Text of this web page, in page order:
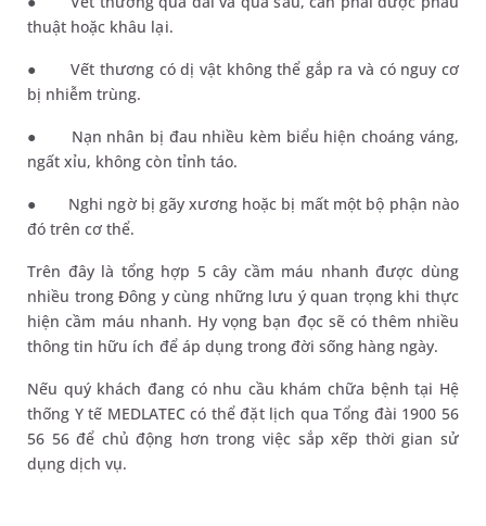
thuật hoặc khâu lại.
●
Vết thương có dị vật không thể gắp ra và có nguy cơ
bị nhiễm trùng.
●
Nạn nhân bị đau nhiều kèm biểu hiện choáng váng,
ngất xỉu, không còn tỉnh táo.
●
Nghi ngờ bị gãy xương hoặc bị mất một bộ phận nào
đó trên cơ thể.
Trên đây là tổng hợp 5 cây cầm máu nhanh được dùng
nhiều trong Đông y cùng những lưu ý quan trọng khi thực
hiện cầm máu nhanh. Hy vọng bạn đọc sẽ có thêm nhiều
thông tin hữu ích để áp dụng trong đời sống hàng ngày.
Nếu quý khách đang có nhu cầu khám chữa bệnh tại Hệ
thống Y tế MEDLATEC có thể đặt lịch qua Tổng đài 1900 56
56 56 để chủ động hơn trong việc sắp xếp thời gian sử
dụng dịch vụ.